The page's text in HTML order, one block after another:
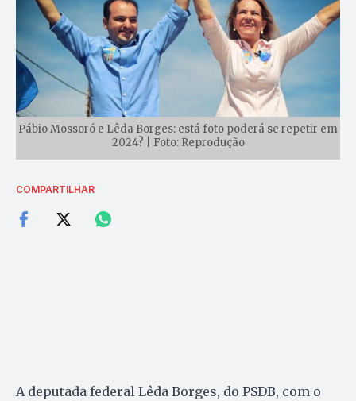
Pábio Mossoró e Lêda Borges: está foto poderá se repetir em
2024? | Foto: Reprodução
COMPARTILHAR
A deputada federal Lêda Borges, do PSDB, com o